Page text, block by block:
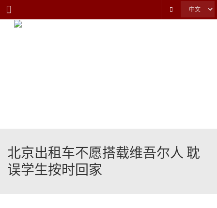
Menu
北京出租车不愿搭载维吾尔人 耽
误学生按时回家